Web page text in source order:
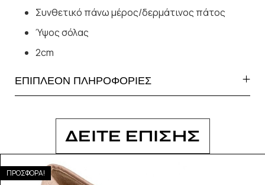
Συνθετικό πάνω μέρος/δερμάτινος πάτος
Ύψος σόλας
2cm
ΕΠΙΠΛΕΟΝ ΠΛΗΡΟΦΟΡΙΕΣ
ΔΕΙΤΕ ΕΠΙΣΗΣ
ΠΡΟΣΦΟΡΑ!